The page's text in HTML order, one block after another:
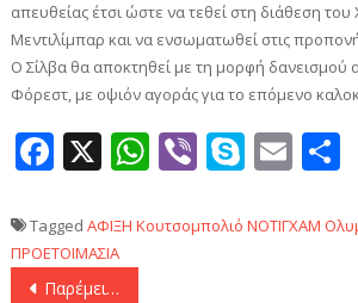
απευθείας έτσι ώστε να τεθεί στη διάθεση του
Μεντιλίμπαρ και να ενσωματωθεί στις
Ο Σίλβα θα αποκτηθεί με τη μορφή δανεισμού
Φόρεστ, με οψιόν αγοράς για το επόμενο
Facebook
X WhatsApp
ViberSkype
Tagged ΑΦΙΞΗ Κουτσομπολιό ΝΟΤΙΓΧΑΜ
ΠΡΟΕΤΟΙΜΑΣΙΑ
Πλοήγηση
Παρέμεινε στο Περιστέρι ο Κάριους